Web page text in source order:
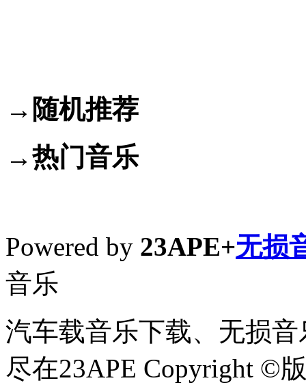
→随机推荐
→热门音乐
Powered by 23APE+无损
音乐
汽车载音乐下载、无损
尽在23APE Copyright ©